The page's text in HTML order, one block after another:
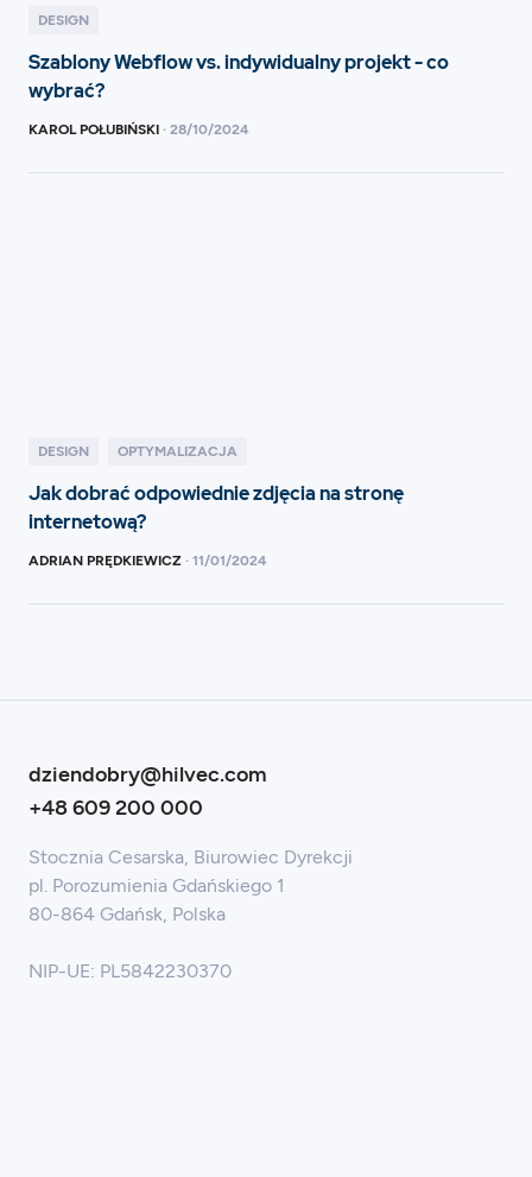
DESIGN
Szablony Webflow vs. indywidualny projekt - co
wybrać?
KAROL POŁUBIŃSKI · 28/10/2024
DESIGN OPTYMALIZACJA
Jak dobrać odpowiednie zdjęcia na stronę
internetową?
ADRIAN PRĘDKIEWICZ · 11/01/2024
dziendobry@hilvec.com
+48 609 200 000
Stocznia Cesarska, Biurowiec Dyrekcji
pl. Porozumienia Gdańskiego 1
80-864 Gdańsk, Polska
NIP-UE: PL5842230370